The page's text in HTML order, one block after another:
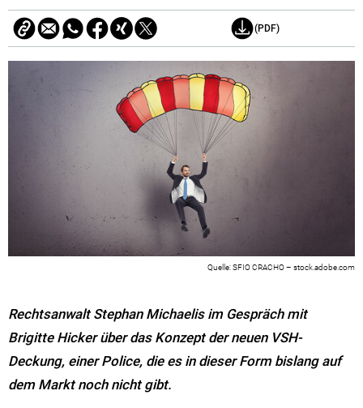
(PDF)
SFIO CRACHO – stock.adobe.com
Rechtsanwalt Stephan Michaelis im Gespräch mit
Brigitte Hicker über das Konzept der neuen VSH-
Deckung, einer Police, die es in dieser Form bislang auf
dem Markt noch nicht gibt.